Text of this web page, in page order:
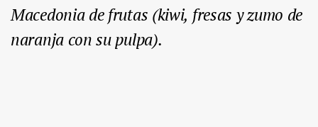
Macedonia de frutas (kiwi, fresas y zumo de
naranja con su pulpa).